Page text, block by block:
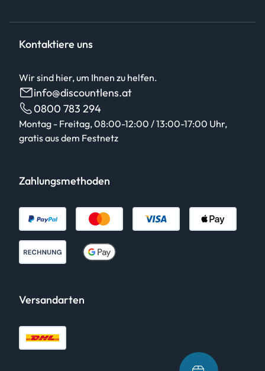
Kontaktiere uns
Wir sind hier, um Ihnen zu helfen.
info@discountlens.at
0800 783 294
Montag - Freitag, 08:00-12:00 / 13:00-17:00 Uhr,
gratis aus dem Festnetz
Zahlungsmethoden
Versandarten